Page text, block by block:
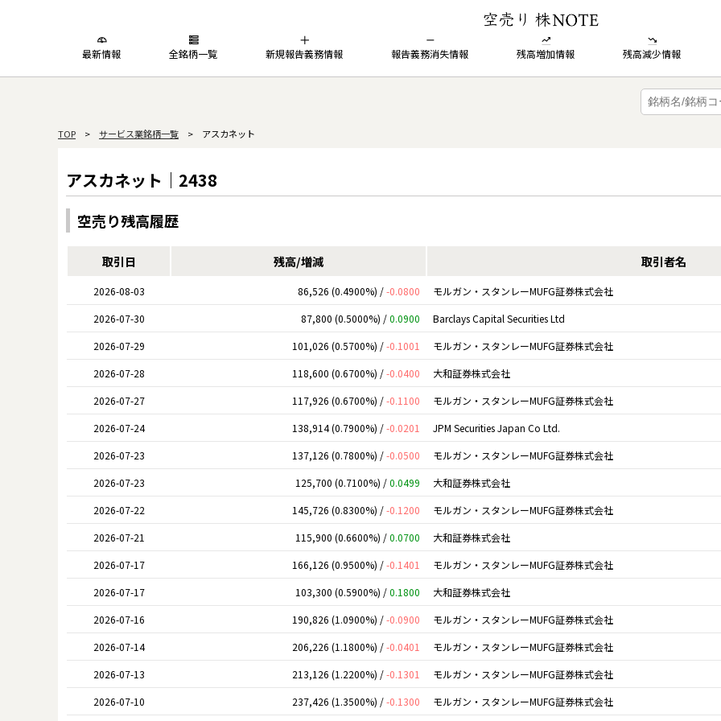
最新情報 全銘柄一覧 新規報告義務情報 報告義務消失情報 残高増加情報 残高減少情報
TOP > サービス業銘柄一覧 > アスカネット
アスカネット｜2438
空売り残高履歴
取引日 残高/増減 取引者名
2026-08-03 86,526 (0.4900%) /-0.0800 モルガン・スタンレーMUFG証券株式会社
2026-07-30
87,800 (0.5000%) /0.0900 Barclays Capital Securities Ltd
2026-07-29
101,026 (0.5700%) /-0.1001 モルガン・スタンレーMUFG証券株式会社
2026-07-28
118,600 (0.6700%) /-0.0400 大和証券株式会社
2026-07-27
117,926 (0.6700%) /-0.1100 モルガン・スタンレーMUFG証券株式会社
2026-07-24
138,914 (0.7900%) /-0.0201 JPM Securities Japan Co Ltd.
2026-07-23
137,126 (0.7800%) /-0.0500 モルガン・スタンレーMUFG証券株式会社
2026-07-23
125,700 (0.7100%) /0.0499 大和証券株式会社
2026-07-22
145,726 (0.8300%) /-0.1200 モルガン・スタンレーMUFG証券株式会社
2026-07-21
115,900 (0.6600%) /0.0700 大和証券株式会社
2026-07-17
166,126 (0.9500%) /-0.1401 モルガン・スタンレーMUFG証券株式会社
2026-07-17
103,300 (0.5900%) /0.1800 大和証券株式会社
2026-07-16
190,826 (1.0900%) /-0.0900 モルガン・スタンレーMUFG証券株式会社
2026-07-14
206,226 (1.1800%) /-0.0401 モルガン・スタンレーMUFG証券株式会社
2026-07-13
213,126 (1.2200%) /-0.1301 モルガン・スタンレーMUFG証券株式会社
2026-07-10
237,426 (1.3500%) /-0.1300 モルガン・スタンレーMUFG証券株式会社